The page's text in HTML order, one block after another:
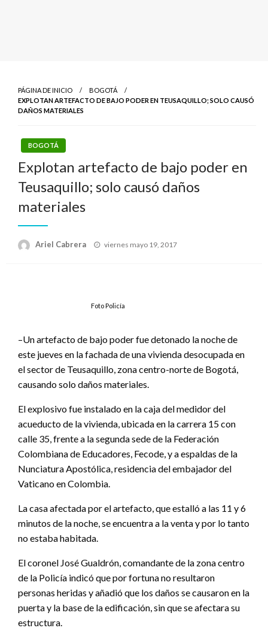
PÁGINA DE INICIO
BOGOTÁ
EXPLOTAN ARTEFACTO DE BAJO PODER EN TEUSAQUILLO; SOLO CAUSÓ
DAÑOS MATERIALES
BOGOTÁ
Explotan artefacto de bajo poder en
Teusaquillo; solo causó daños
materiales
Ariel Cabrera
Publicado
viernes mayo 19, 2017
Foto Policía
–Un artefacto de bajo poder fue detonado la noche de
este jueves en la fachada de una vivienda desocupada en
el sector de Teusaquillo, zona centro-norte de Bogotá,
causando solo daños materiales.
El explosivo fue instalado en la caja del medidor del
acueducto de la vivienda, ubicada en la carrera 15 con
calle 35, frente a la segunda sede de la Federación
Colombiana de Educadores, Fecode, y a espaldas de la
Nunciatura Apostólica, residencia del embajador del
Vaticano en Colombia.
La casa afectada por el artefacto, que estalló a las 11 y 6
minutos de la noche, se encuentra a la venta y por lo tanto
no estaba habitada.
El coronel José Gualdrón, comandante de la zona centro
de la Policía indicó que por fortuna no resultaron
personas heridas y añadió que los daños se causaron en la
puerta y la base de la edificación, sin que se afectara su
estructura.